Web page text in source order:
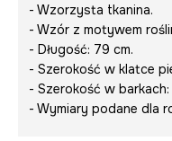
- Wzorzysta tkanina.
- Wzór z motywem
- Długość: 79 cm.
- Szerokość w klatce
- Szerokość w
- Wymiary podane dla